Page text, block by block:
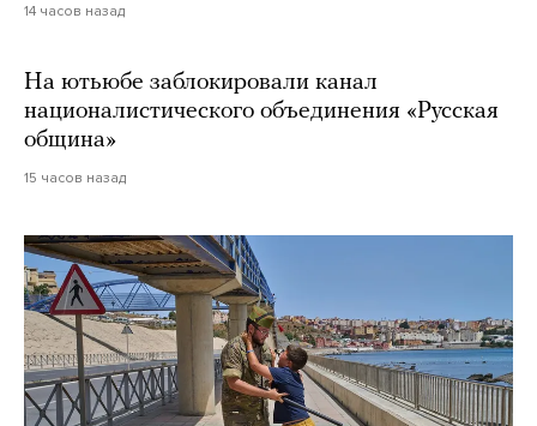
14 часов назад
На ютьюбе заблокировали канал
националистического объединения «Русская
община»
15 часов назад